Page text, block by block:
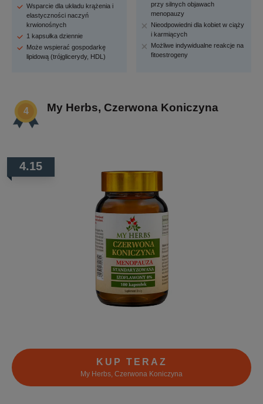
Wsparcie dla układu krążenia i
elastyczności naczyń
krwionośnych
1 kapsułka dziennie
Może wspierać gospodarkę
lipidową (trójglicerydy, HDL)
przy silnych objawach
menopauzy
Nieodpowiedni dla kobiet w ciąży
i karmiących
Możliwe indywidualne reakcje na
fitoestrogeny
My Herbs, Czerwona Koniczyna
4.15
KUP TERAZ
My Herbs, Czerwona Koniczyna